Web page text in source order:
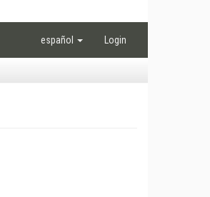
español Login